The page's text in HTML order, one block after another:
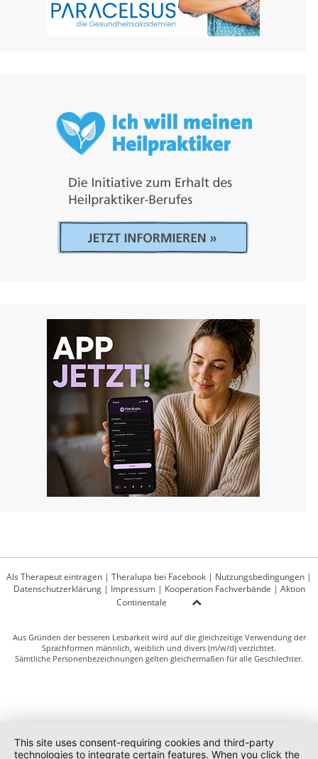
Als Therapeut eintragen | Theralupa bei Facebook | Nutzungsbedingungen |
Datenschutzerklärung| Impressum| Kooperation Fachverbände | Aktion
Continentale
Aus Gründen der besseren Lesbarkeit wird auf die gleichzeitige Verwendung der
Sprachformen männlich, weiblich und divers (m/w/d) verzichtet.
Sämtliche Personenbezeichnungen gelten gleichermaßen für alle Geschlechter.
This site uses consent-requiring cookies and third-party
technologies to integrate certain features. When you click the